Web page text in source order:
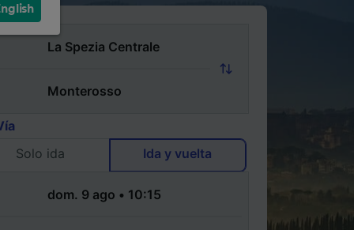
Solo ida
Ida y vuelta